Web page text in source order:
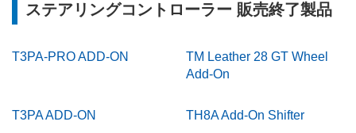
ステアリングコントローラー 販売終了製品
T3PA-PRO ADD-ON
TM Leather 28 GT Wheel
Add-On
T3PA ADD-ON TH8A Add-On Shifter